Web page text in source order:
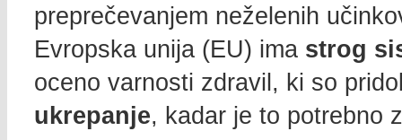
preprečevanjem neželenih
Evropska unija (EU) ima strog
oceno varnosti zdravil, ki so
ukrepanje, kadar je to potrebno